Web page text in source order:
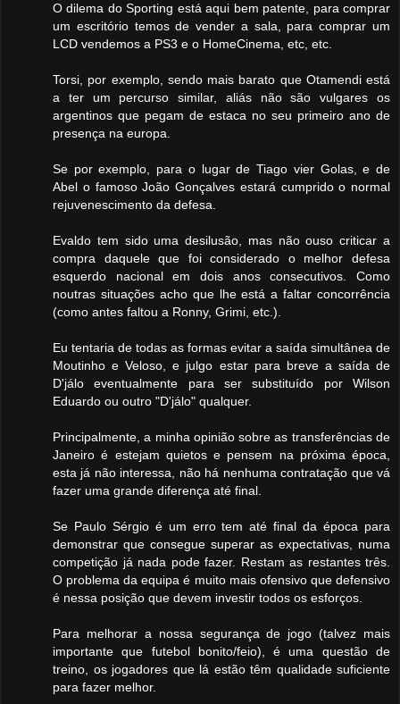
O dilema do Sporting está aqui bem patente, para comprar
um escritório temos de vender a sala, para comprar um
LCD vendemos a PS3 e o HomeCinema, etc, etc.
Torsi, por exemplo, sendo mais barato que Otamendi está
a ter um percurso similar, aliás não são vulgares os
argentinos que pegam de estaca no seu primeiro ano de
presença na europa.
Se por exemplo, para o lugar de Tiago vier Golas, e de
Abel o famoso João Gonçalves estará cumprido o normal
rejuvenescimento da defesa.
Evaldo tem sido uma desilusão, mas não ouso criticar a
compra daquele que foi considerado o melhor defesa
esquerdo nacional em dois anos consecutivos. Como
noutras situações acho que lhe está a faltar concorrência
(como antes faltou a Ronny, Grimi, etc.).
Eu tentaria de todas as formas evitar a saída simultânea de
Moutinho e Veloso, e julgo estar para breve a saída de
D'jálo eventualmente para ser substituído por Wilson
Eduardo ou outro "D'jálo" qualquer.
Principalmente, a minha opinião sobre as transferências de
Janeiro é estejam quietos e pensem na próxima época,
esta já não interessa, não há nenhuma contratação que vá
fazer uma grande diferença até final.
Se Paulo Sérgio é um erro tem até final da época para
demonstrar que consegue superar as expectativas, numa
competição já nada pode fazer. Restam as restantes três.
O problema da equipa é muito mais ofensivo que defensivo
é nessa posição que devem investir todos os esforços.
Para melhorar a nossa segurança de jogo (talvez mais
importante que futebol bonito/feio), é uma questão de
treino, os jogadores que lá estão têm qualidade suficiente
para fazer melhor.